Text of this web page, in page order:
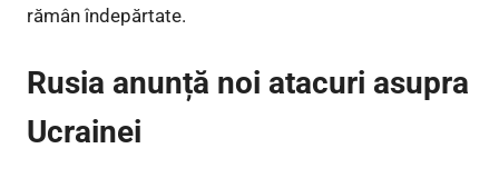
rămân îndepărtate.
Rusia anunță noi atacuri asupra
Ucrainei